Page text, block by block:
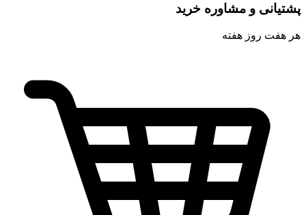
پشتیانی و مشاوره خرید
هر هفت روز هفته